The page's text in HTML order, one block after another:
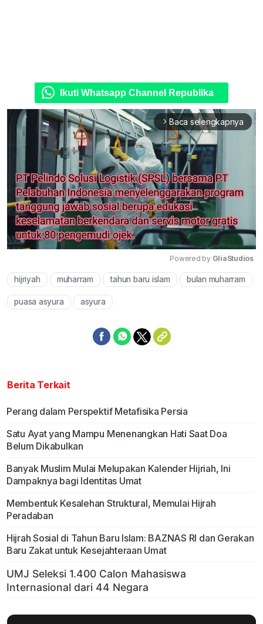
Ikuti Whatsapp Channel Republika
arrow_forward_ios Baca selengkapnya
Mute
Powered by GliaStudios
hijriyah muharram tahun baru islam bulan muharram
puasa asyura asyura
Berita Terkait
Perang dalam Perspektif Metafisika Persia
Satu Ayat yang Mampu Menenangkan Hati Saat Doa
Belum Dikabulkan
Banyak Muslim Mulai Melupakan Kalender Hijriah, Ini
Dampaknya bagi Identitas Umat
Membentuk Kesalehan Struktural, Memulai Hijrah
Peradaban
Hijrah Sosial di Tahun Baru Islam: BAZNAS RI dan Gerakan
Baru Zakat untuk Kesejahteraan Umat